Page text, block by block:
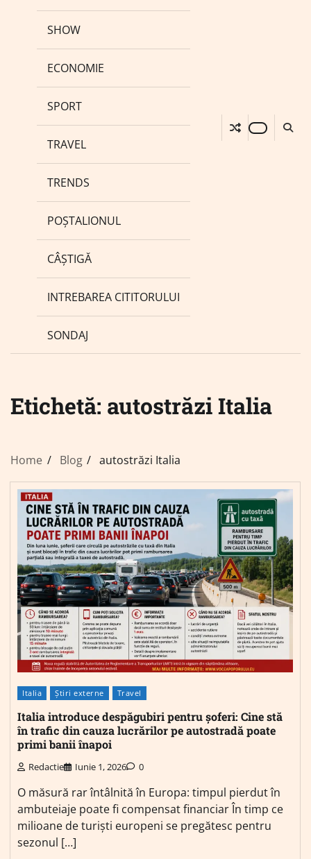
SHOW
ECONOMIE
SPORT
TRAVEL
TRENDS
POȘTALIONUL
CÂȘTIGĂ
INTREBAREA CITITORULUI
SONDAJ
Etichetă: autostrăzi Italia
Home Blog autostrăzi Italia
Italia Știri externe Travel
Italia introduce despăgubiri pentru șoferi: Cine stă
în trafic din cauza lucrărilor pe autostradă poate
primi banii înapoi
Redactie Iunie 1, 2026 0
O măsură rar întâlnită în Europa: timpul pierdut în
ambuteiaje poate fi compensat financiar În timp ce
milioane de turiști europeni se pregătesc pentru
sezonul […]